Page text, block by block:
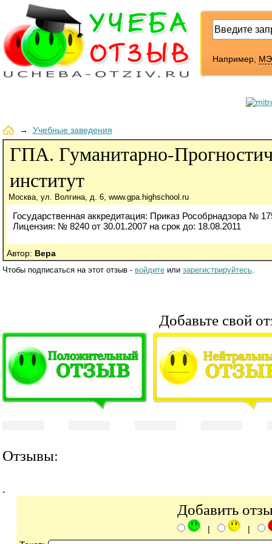
Например,
→ Учебные заведения
ГПА. Гуманитарно-
институт
Москва, ул. Волгина, д. 6, www.gpa.highschool.ru
Государственная аккредитация: Приказ Рособрнадзора №
Лицензия: № 8240 от 30.01.2007 на срок до: 18.08.2011
Автор: Вера
Чтобы подписаться на этот отзыв - войдите или зарегистрируйтесь.
Добавьте свой
Отзывы:
-
Добавить
| |